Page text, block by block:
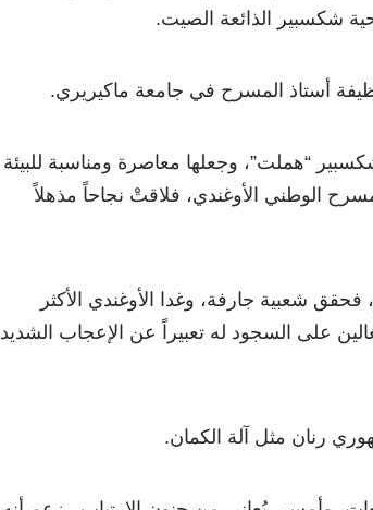
شكسبير الذائعة الصيت.
أستاذ المسرح في جامعة ماكيريري.
“هملت”، وجعلها معاصرة ومناسبة للبيئة
الوطني الأوغندي، فلاقتْ نجاحاً مذهلاً
شعبية جارفة، وغدا الأوغندي الأكثر
على السجود له تعبيراً عن الإعجاب الشديد
رنان مثل آلة الكمان.